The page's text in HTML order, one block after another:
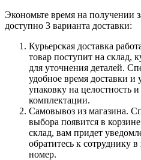
Экономьте время на получении
доступно 3 варианта доставки:
Курьерская доставка
товар поступит на склад,
для уточнения деталей.
удобное время доставки и
упаковку на целостность
комплектации.
Самовывоз из магазина.
выбора появится в
склад, вам придет
обратитесь к сотруднику
номер.